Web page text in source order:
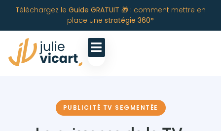
Téléchargez le Guide GRATUIT 🎁 : comment mettre en
place une stratégie 360°
PUBLICITÉ TV SEGMENTÉE